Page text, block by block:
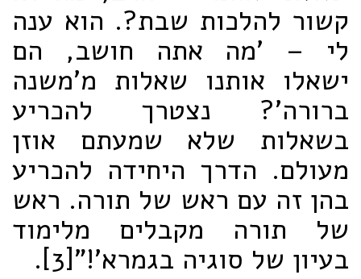
קשור להלכות שבת?. הוא ענה
לי – 'מה אתה חושב, הם
ישאלו אותנו שאלות מ'משנה
ברורה'? נצטרך להכריע
בשאלות שלא שמעתם אוזן
מעולם. הדרך היחידה להכריע
בהן זה עם ראש של תורה. ראש
של תורה מקבלים מלימוד
בעיון של סוגיה בגמרא'!"[3].